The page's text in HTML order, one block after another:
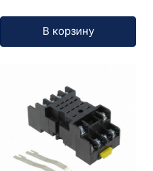
В корзину